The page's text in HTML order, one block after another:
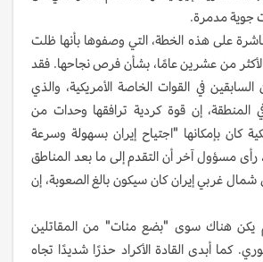
جوية مدمرة.
على هذه الخطة، التي وصفوها بأنها ظلت
من عشرين عامًا، بشأن فرص نجاحها. فقد
في القوات الخاصة الأمريكية، والذي
المنطقة، إن قوة كردية ترافقها وحدات من
كان بإمكانها "اجتياح إيران بسهولة وسرعة
رأى مسؤول آخر أن التقدم إلى ما بعد المناطق
شمال غربي إيران كان سيكون بالغ الصعوبة، إن
يكن هناك سوى "بضع مئات" من المقاتلين
كما أبدى القادة الأكراد حذرًا شديدًا تجاه